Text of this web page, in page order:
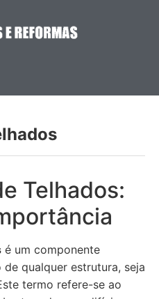
Telhados:
é um componente
qualquer estrutura, seja
termo refere-se ao